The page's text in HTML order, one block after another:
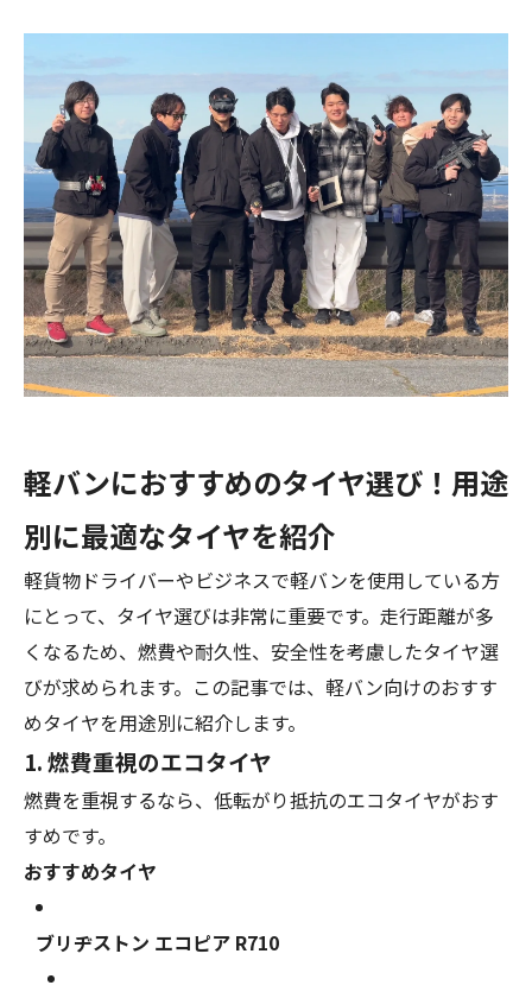
軽バンにおすすめのタイヤ選び！用途
別に最適なタイヤを紹介
軽貨物ドライバーやビジネスで軽バンを使用している方
にとって、タイヤ選びは非常に重要です。走行距離が多
くなるため、燃費や耐久性、安全性を考慮したタイヤ選
びが求められます。この記事では、軽バン向けのおすす
めタイヤを用途別に紹介します。
1. 燃費重視のエコタイヤ
燃費を重視するなら、低転がり抵抗のエコタイヤがおす
すめです。
おすすめタイヤ
ブリヂストン エコピア R710